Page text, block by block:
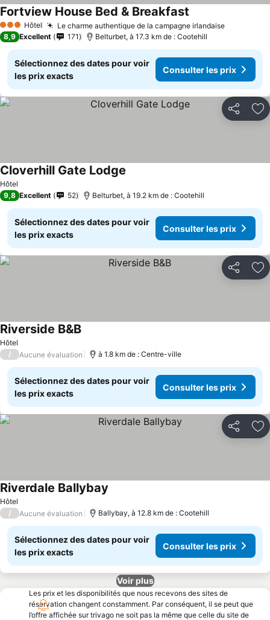
3 ÉtoilesHôtel Le charme authentique de la campagne irlandaise
Fortview House Bed & Breakfast
8,9 Excellent 171 Belturbet, à 17.3 km de : Cootehill
Sélectionnez des dates pour voir
les prix exacts
Consulter les prix
Partager
Hôtel
Cloverhill Gate Lodge
9,8 Excellent 52 Belturbet, à 19.2 km de : Cootehill
Sélectionnez des dates pour voir
les prix exacts
Consulter les prix
Partager
Hôtel
Riverside B&BConsulter les prix
/ Aucune évaluation à 1.8 km de : Centre-ville
Sélectionnez des dates pour voir
les prix exacts
Consulter les prix
Partager
Hôtel
Riverdale Ballybay
/ Aucune évaluation Ballybay, à 12.8 km de : Cootehill
Sélectionnez des dates pour voir
les prix exacts
Consulter les prix
Voir plus
Les prix et les disponibilités que nous recevons des sites de
réservation changent constamment. Par conséquent, il se peut que
l’offre affichée sur trivago ne soit pas la même que celle du site de